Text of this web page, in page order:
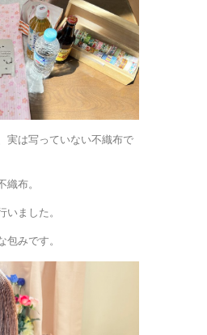
実は写っていない不織布で
布。
いました。
包みです。